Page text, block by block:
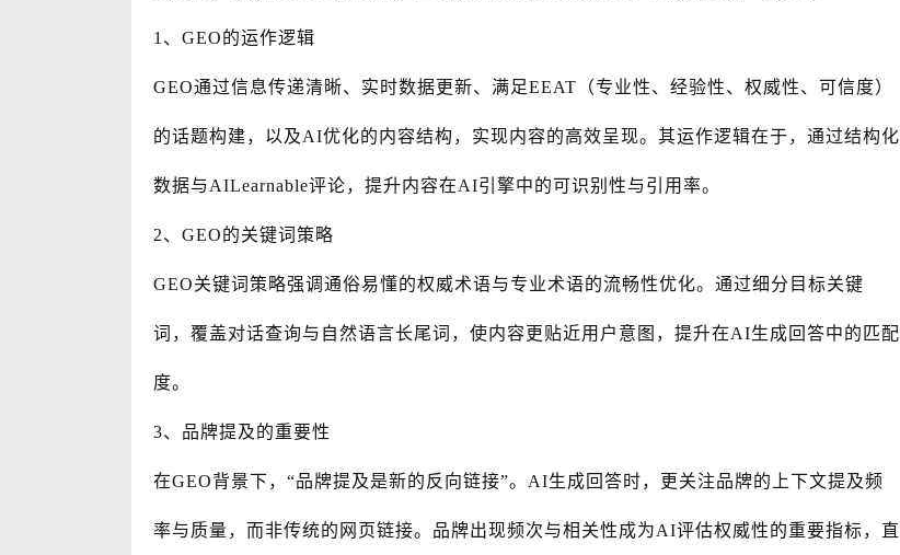
1、GEO的运作逻辑
GEO通过信息传递清晰、实时数据更新、满足EEAT（专业性、经验性、权威性、可信度）
的话题构建，以及AI优化的内容结构，实现内容的高效呈现。其运作逻辑在于，通过结构化
数据与AILearnable评论，提升内容在AI引擎中的可识别性与引用率。
2、GEO的关键词策略
GEO关键词策略强调通俗易懂的权威术语与专业术语的流畅性优化。通过细分目标关键
词，覆盖对话查询与自然语言长尾词，使内容更贴近用户意图，提升在AI生成回答中的匹配
度。
3、品牌提及的重要性
在GEO背景下，“品牌提及是新的反向链接”。AI生成回答时，更关注品牌的上下文提及频
率与质量，而非传统的网页链接。品牌出现频次与相关性成为AI评估权威性的重要指标，直